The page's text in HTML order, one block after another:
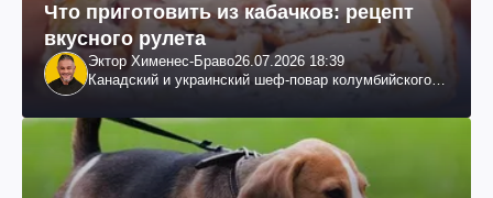
Что приготовить из кабачков: рецепт
вкусного рулета
Эктор Хименес-Браво26.07.2026 18:39
Канадский и украинский шеф-повар колумбийского